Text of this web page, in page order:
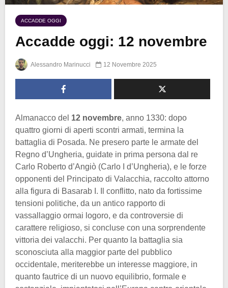
ACCADDE OGGI
Accadde oggi: 12 novembre
Alessandro Marinucci 12 Novembre 2025
Almanacco del 12 novembre, anno 1330: dopo
quattro giorni di aperti scontri armati, termina la
battaglia di Posada. Ne presero parte le armate del
Regno d’Ungheria, guidate in prima persona dal re
Carlo Roberto d’Angiò (Carlo I d’Ungheria), e le forze
opponenti del Principato di Valacchia, raccolto attorno
alla figura di Basarab I. Il conflitto, nato da fortissime
tensioni politiche, da un antico rapporto di
vassallaggio ormai logoro, e da controversie di
carattere religioso, si concluse con una sorprendente
vittoria dei valacchi. Per quanto la battaglia sia
sconosciuta alla maggior parte del pubblico
occidentale, meriterebbe un interesse maggiore, in
quanto fautrice di un nuovo equilibrio, formale e